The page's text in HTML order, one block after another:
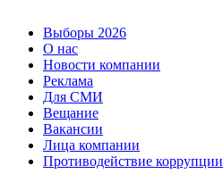
Выборы 2026
О нас
Новости компании
Реклама
Для СМИ
Вещание
Вакансии
Лица компании
Противодействие коррупции